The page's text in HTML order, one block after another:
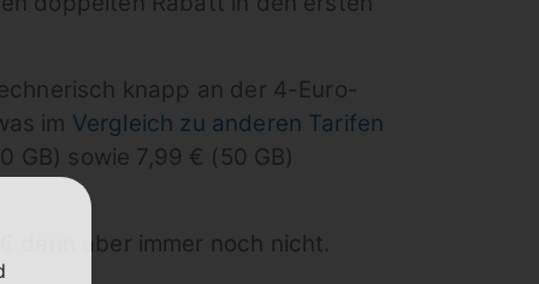
knapp an der 4-Euro-
im Vergleich zu anderen Tarifen
GB) sowie 7,99 € (50 GB)
dann aber immer noch nicht.